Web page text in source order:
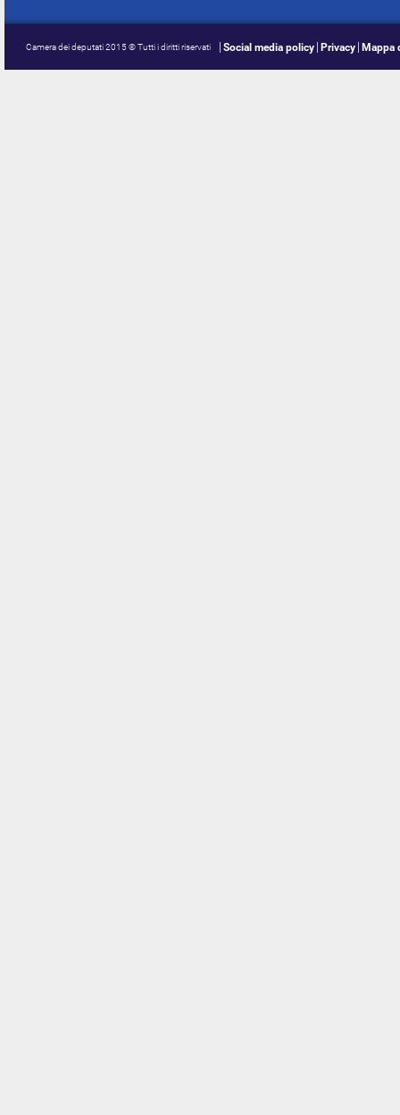
Camera dei deputati 2015 © Tutti i diritti riservati Social media policy Privacy Mappa